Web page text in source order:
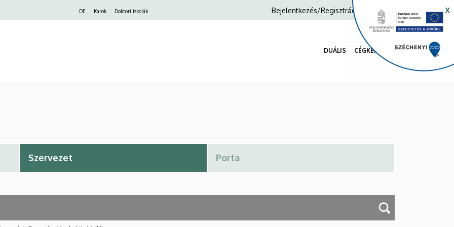
DE Karok Doktori iskolák x
Anonim
Bejelentkezés/Regisztráció
navigáció
DUÁLIS CÉGKERESŐ